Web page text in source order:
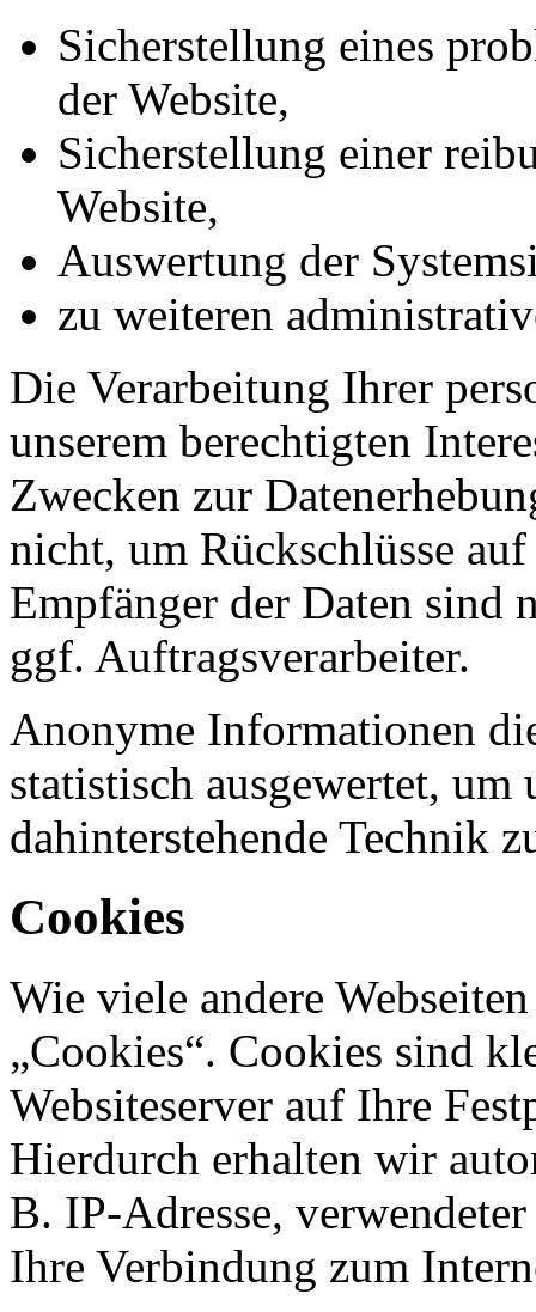
Sicherstellung eines
der Website,
Sicherstellung einer
Website,
Auswertung der
zu weiteren
Die Verarbeitung Ihrer
unserem berechtigten
Zwecken zur
nicht, um Rückschlüsse
Empfänger der Daten sind
ggf. Auftragsverarbeiter.
Anonyme Informationen
statistisch ausgewertet,
dahinterstehende Technik
Cookies
Wie viele andere
„Cookies“. Cookies sind
Websiteserver auf Ihre
Hierdurch erhalten wir
B. IP-Adresse,
Ihre Verbindung zum